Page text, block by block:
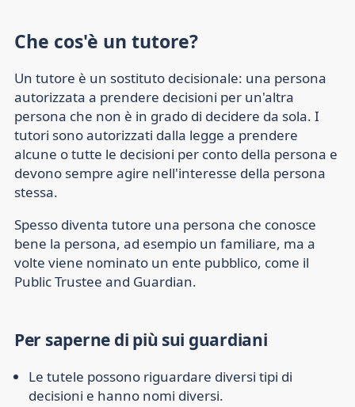
Che cos'è un tutore?
Un tutore è un sostituto decisionale: una persona
autorizzata a prendere decisioni per un'altra
persona che non è in grado di decidere da sola. I
tutori sono autorizzati dalla legge a prendere
alcune o tutte le decisioni per conto della persona e
devono sempre agire nell'interesse della persona
stessa.
Spesso diventa tutore una persona che conosce
bene la persona, ad esempio un familiare, ma a
volte viene nominato un ente pubblico, come il
Public Trustee and Guardian.
Per saperne di più sui guardiani
Le tutele possono riguardare diversi tipi di
decisioni e hanno nomi diversi.